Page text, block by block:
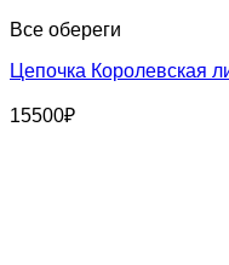
Все обереги
Цепочка Королевская
15500₽